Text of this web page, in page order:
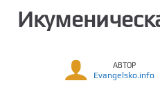
АВТОР
Evangelsko.info